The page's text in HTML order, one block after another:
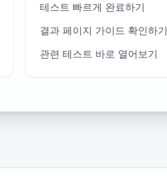
테스트 빠르게 완료하기
결과 페이지 가이드 확인하기
관련 테스트 바로 열어보기